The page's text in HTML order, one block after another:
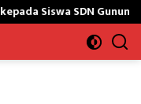
Gunung Susu